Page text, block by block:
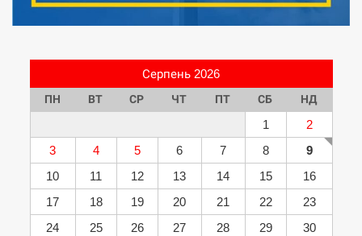
Серпень 2026
ПН ВТ СР ЧТ ПТ СБ НД
1
2
3
4 5 6 7 8
9
10
11 12 13 14 15
16
17
18 19 20 21 22
23
24
25 26 27 28 29
30